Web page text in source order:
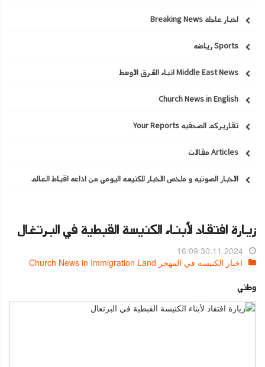
اخبار عاجله Breaking News
Sports رياضه
Middle East News انباء الشرق الاوسط
Church News in English
تقاريركم الصحفيه Your Reports
Articles مقالات
الاخبار الصوتيه و ملخص الاخبار للكنيسه اليومي من اذاعه اقباط العالم
زيارة افتقاد لأبناء الكنيسة القبطية في البرتغال
30.11.2024 16:09
اخبار الكنيسه في المهجر Church News in Immigration Land
وطني